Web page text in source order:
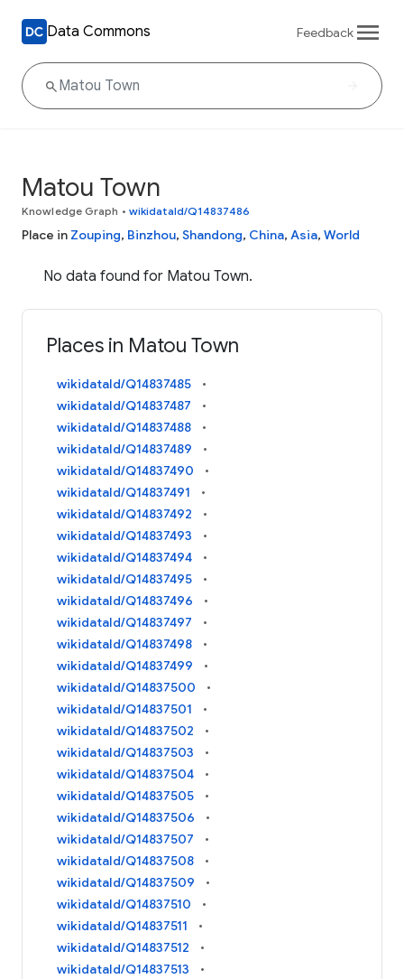
Data Commons Feedback
Matou Town
Knowledge Graph • wikidataId/Q14837486
Place in Zouping, Binzhou, Shandong, China, Asia, World
No data found for Matou Town.
Places in Matou Town
wikidataId/Q14837485
wikidataId/Q14837487
wikidataId/Q14837488
wikidataId/Q14837489
wikidataId/Q14837490
wikidataId/Q14837491
wikidataId/Q14837492
wikidataId/Q14837493
wikidataId/Q14837494
wikidataId/Q14837495
wikidataId/Q14837496
wikidataId/Q14837497
wikidataId/Q14837498
wikidataId/Q14837499
wikidataId/Q14837500
wikidataId/Q14837501
wikidataId/Q14837502
wikidataId/Q14837503
wikidataId/Q14837504
wikidataId/Q14837505
wikidataId/Q14837506
wikidataId/Q14837507
wikidataId/Q14837508
wikidataId/Q14837509
wikidataId/Q14837510
wikidataId/Q14837511
wikidataId/Q14837512
wikidataId/Q14837513